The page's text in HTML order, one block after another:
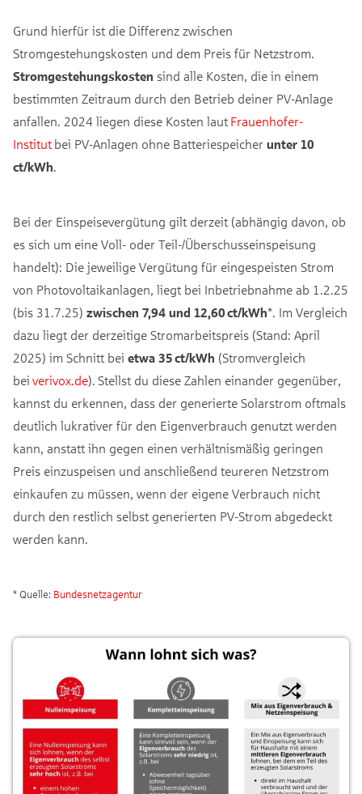
Grund hierfür ist die Differenz zwischen
Stromgestehungskosten und dem Preis für Netzstrom.
Stromgestehungskosten sind alle Kosten, die in einem
bestimmten Zeitraum durch den Betrieb deiner PV-Anlage
anfallen. 2024 liegen diese Kosten laut Frauenhofer-
Institut bei PV-Anlagen ohne Batteriespeicher unter 10
ct/kWh
Bei der Einspeisevergütung gilt derzeit (abhängig davon, ob
es sich um eine Voll- oder Teil-/Überschusseinspeisung
handelt): Die jeweilige Vergütung für eingespeisten Strom
von Photovoltaikanlagen, liegt bei Inbetriebnahme ab 1.2.25
(bis 31.7.25) zwischen 7,94 und 12,60 ct/kWh*. Im Vergleich
dazu liegt der derzeitige Stromarbeitspreis (Stand: April
2025) im Schnitt bei etwa 35 ct/kWh (Stromvergleich
bei verivox.de). Stellst du diese Zahlen einander gegenüber,
kannst du erkennen, dass der generierte Solarstrom oftmals
deutlich lukrativer für den Eigenverbrauch genutzt werden
kann, anstatt ihn gegen einen verhältnismäßig geringen
Preis einzuspeisen und anschließend teureren Netzstrom
einkaufen zu müssen, wenn der eigene Verbrauch nicht
durch den restlich selbst generierten PV-Strom abgedeckt
werden kann.
* Quelle: Bundesnetzagentur